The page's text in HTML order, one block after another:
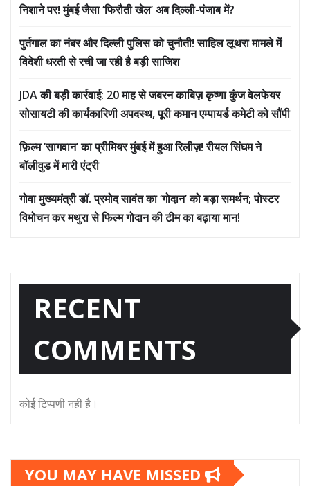
निशाने पर! मुंबई जैसा ‘फिरौती खेल’ अब दिल्ली-पंजाब में?
पुर्तगाल का नंबर और दिल्ली पुलिस को चुनौती! साहिल लूथरा मामले में
विदेशी धरती से रची जा रही है बड़ी साजिश
JDA की बड़ी कार्रवाई: 20 माह से जबरन काबिज़ कृष्णा कुंज वेलफेयर
सोसायटी की कार्यकारिणी अपदस्थ, पूरी कमान एम्पायर्ड कमेटी को सौंपी
फ़िल्म ‘सागवान’ का प्रीमियर मुंबई में हुआ रिलीज़! रीयल सिंघम ने
बॉलीवुड में मारी एंट्री
गोवा मुख्यमंत्री डॉ. प्रमोद सावंत का ‘गोदान’ को बड़ा समर्थन; पोस्टर
विमोचन कर मथुरा से फिल्म गोदान की टीम का बढ़ाया मान!
RECENT
COMMENTS
कोई टिप्पणी नही है।
YOU MAY HAVE MISSED